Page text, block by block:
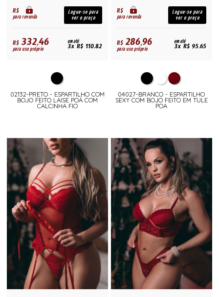
R$
para revenda
Logue-se para
ver o preço
R$332,46
para uso próprio
em até
3x R$ 110,82
02132-PRETO - ESPARTILHO COM
BOJO FEITO LAISE POÁ COM
CALCINHA FIO
R$
para revenda
Logue-se para
ver o preço
R$286,96
para uso próprio
em até
3x R$ 95,65
04027-BRANCO - ESPARTILHO
SEXY COM BOJO FEITO EM TULE
POA